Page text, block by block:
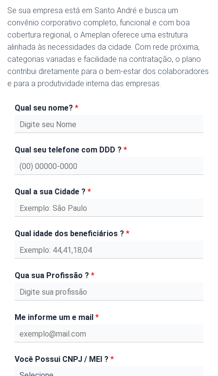
Se sua empresa está em Santo André e busca um
convênio corporativo completo, funcional e com boa
cobertura regional, o Ameplan oferece uma estrutura
alinhada às necessidades da cidade. Com rede próxima,
categorias variadas e facilidade na contratação, o plano
contribui diretamente para o bem-estar dos colaboradores
e para a produtividade interna das empresas.
Qual seu nome? *
Qual seu telefone com DDD ? *
Qual a sua Cidade ? *
Qual idade dos beneficiários ? *
Qua sua Profissão ? *
Me informe um e mail *
Você Possui CNPJ / MEI ? *